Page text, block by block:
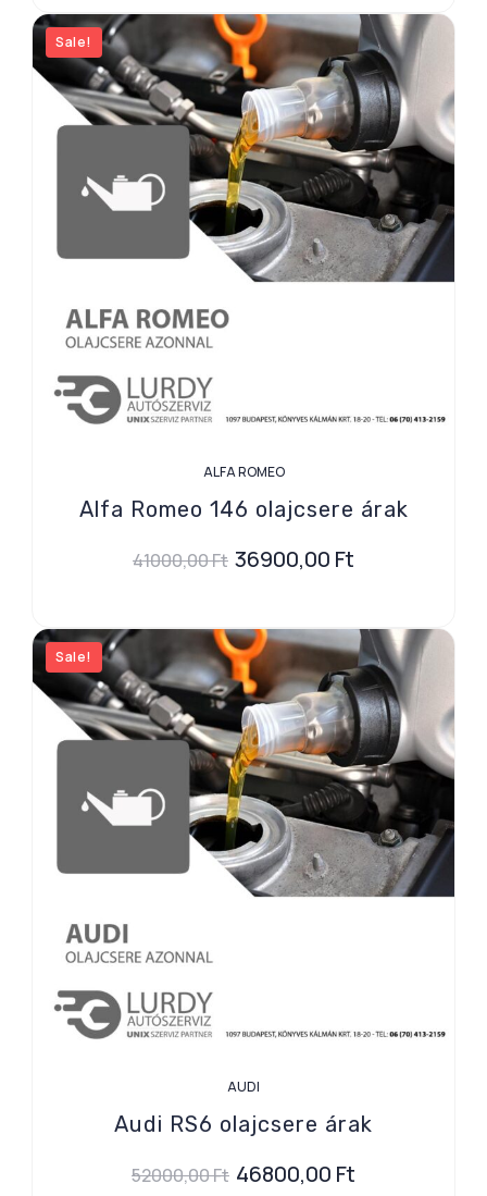
Sale!
ALFA ROMEO
Alfa Romeo 146 olajcsere árak
41000,00Ft 36900,00 Ft
Sale!
AUDI
Audi RS6 olajcsere árak
52000,00Ft 46800,00 Ft